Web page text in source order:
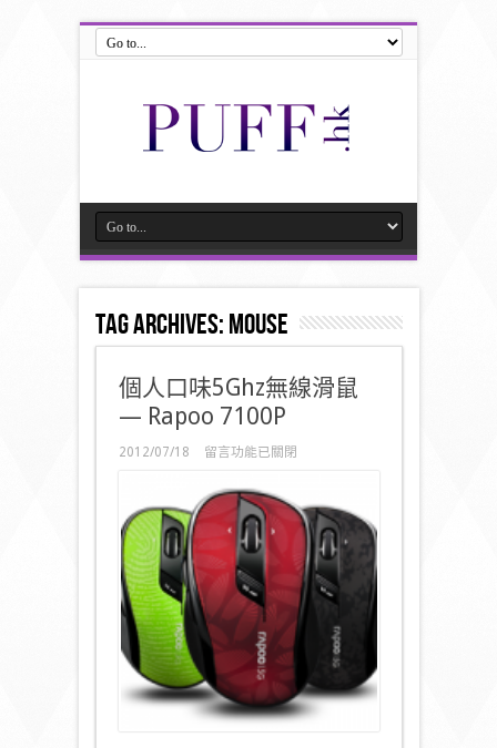
Tag Archives:mouse
個人口味5Ghz無線滑鼠
— Rapoo 7100P
2012/07/18
在
人
口
線
滑
鼠
—
Rapoo
7100P〉
中
留言功能已關閉